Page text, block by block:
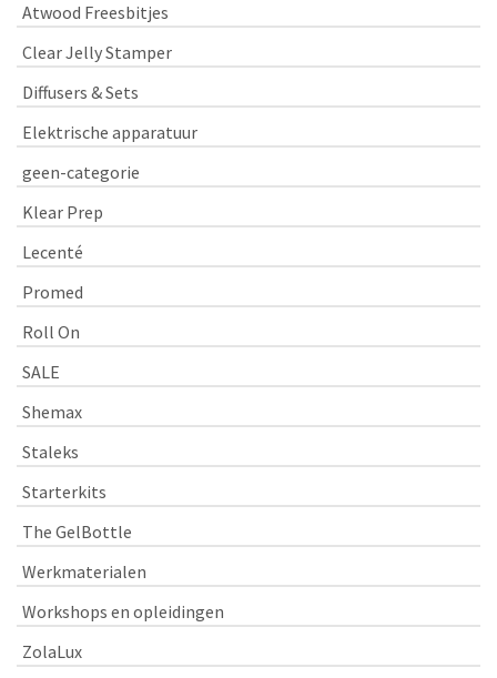
Atwood Freesbitjes
Clear Jelly Stamper
Diffusers & Sets
Elektrische apparatuur
geen-categorie
Klear Prep
Lecenté
Promed
Roll On
SALE
Shemax
Staleks
Starterkits
The GelBottle
Werkmaterialen
Workshops en opleidingen
ZolaLux